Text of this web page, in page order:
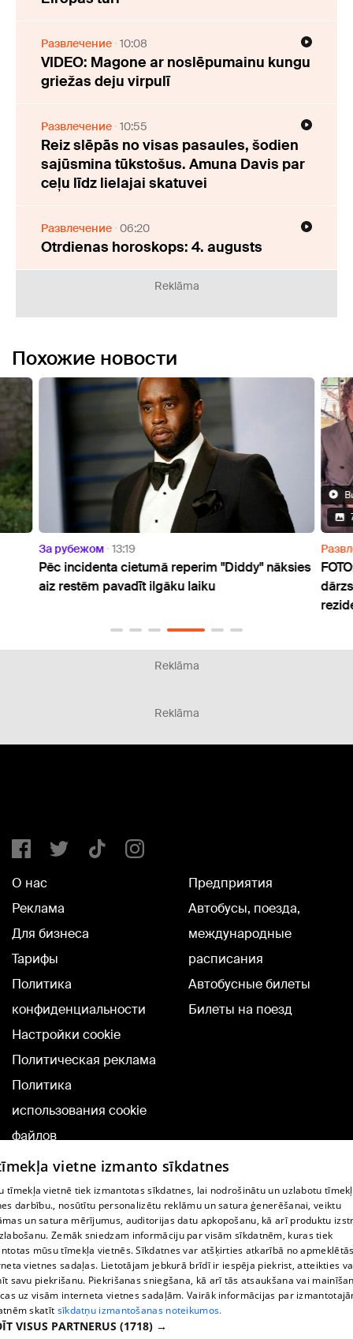
Развлечение 10:08
VIDEO: Magone ar noslēpumainu kungu
griežas deju virpulī
Развлечение 10:55
Reiz slēpās no visas pasaules, šodien
sajūsmina tūkstošus. Amuna Davis par
ceļu līdz lielajai skatuvei
Развлечение 06:20
Otrdienas horoskops: 4. augusts
Reklāma
Похожие новости
За рубежом 13:19
Pēc incidenta cietumā reperim "Diddy" nāksies
aiz restēm pavadīt ilgāku laiku
Reklāma
Reklāma
О нас
Реклама
Для бизнеса
Тарифы
Политика
конфиденциальности
Настройки cookie
Политическая реклама
Политика
использования cookie
файлов
Добавление
комментариев
Предприятия
Автобусы, поезда,
международные
расписания
Автобусные билеты
Билеты на поезд
TВ-программа
Условия договора
360 Ziņu kontakti
Helio Media
Служба помощи портала: э-почта -
vietne izmanto sīkdatnes
tīmekļa vietnē tiek izmantotas sīkdatnes, lai nodrošinātu un uzlabotu
darbību., nosūtītu personalizētu reklāmu un satura ģenerēšanai, veiktu
un satura mērījumus, auditorijas datu apkopošanu, kā arī produktu
Zemāk sniedzam informāciju par visām sīkdatnēm, kuras tiek
mūsu tīmekļa vietnēs. Sīkdatnes var atšķirties atkarībā no
vietnes sadaļas. Lietotājam jebkurā brīdī ir iespēja piekrist, atteikties
savu piekrišanu. Piekrišanas sniegšana, kā arī tās atsaukšana vai
uz visām interneta vietnes sadaļām. Vairāk informācijas par
skatīt sīkdatņu izmantošanas noteikumos.
VISUS PARTNERUS (1718) →